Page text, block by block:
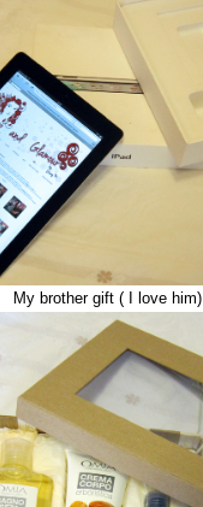
My brother gift ( I love him)